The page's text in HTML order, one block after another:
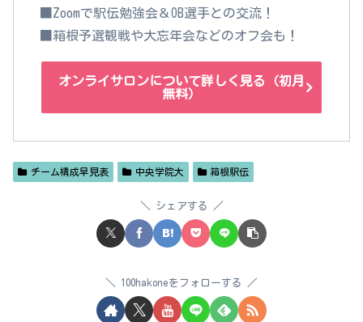
■Zoomで駅伝勉強会＆OB選手との交流！
■箱根予選観戦や大忘年会などのオフ会も！
オンライサロンについて詳しく見る（初月
無料）
チーム構成早見表 中央学院大 箱根駅伝
シェアする
100hakoneをフォローする